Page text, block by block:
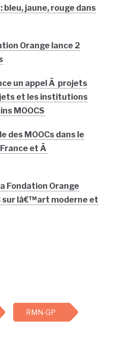
bleu, jaune, rouge dans
Orange lance 2
un appel Ã projets
et les institutions
MOOCS
des MOOCs dans le
et Ã
Fondation Orange
sur lâ€™art moderne et
RMN-GP